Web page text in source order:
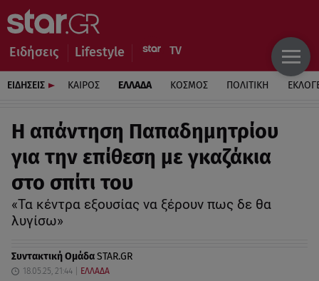
Ειδήσεις Lifestyle
ΕΙΔΗΣΕΙΣ ΚΑΙΡΟΣ ΕΛΛΑΔΑ ΚΟΣΜΟΣ ΠΟΛΙΤΙΚΗ
H απάντηση Παπαδημητρίου
για την επίθεση με γκαζάκια
στο σπίτι του
«Τα κέντρα εξουσίας να ξέρουν πως δε θα
λυγίσω»
Συντακτική ΟμάδαSTAR.GR
18.05.25, 21:44
ΕΛΛΑΔΑ